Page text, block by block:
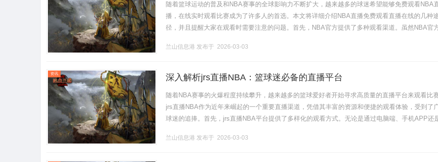
随着篮球运动的普及和NBA赛事的全球影响力不断扩大，越来越多的球迷希望能够免费观看NBA
播，在线实时观看比赛成为了许多人的首选。本文将详细介绍NBA直播免费观看直播在线的几种
径，并且提醒大家在观看时需要注意的问题。首先，NBA官方提供了多种观看渠道。虽然NBA官
兰山信息港 发布于 2026-03-03
资讯 深入解析jrs直播NBA：篮球迷必备的直播平台
随着NBA赛事的火爆程度持续攀升，越来越多的篮球爱好者开始寻求高质量的直播平台来观看比赛
jrs直播NBA作为近年来崛起的一个重要直播渠道，凭借其丰富的资源和便捷的观看体验，受到了
球迷的追捧。首先，jrs直播NBA平台提供了多样化的观看方式。无论是通过电脑端、手机APP还
兰山信息港 发布于 2026-03-03